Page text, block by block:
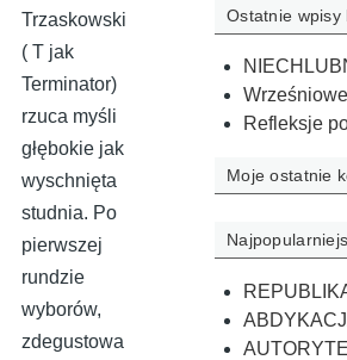
Trzaskowski
( T jak
Terminator)
rzuca myśli
głębokie jak
wyschnięta
studnia. Po
pierwszej
rundzie
wyborów,
zdegustowa
Ostatnie wpisy
Refleksje
Moje ostatnie